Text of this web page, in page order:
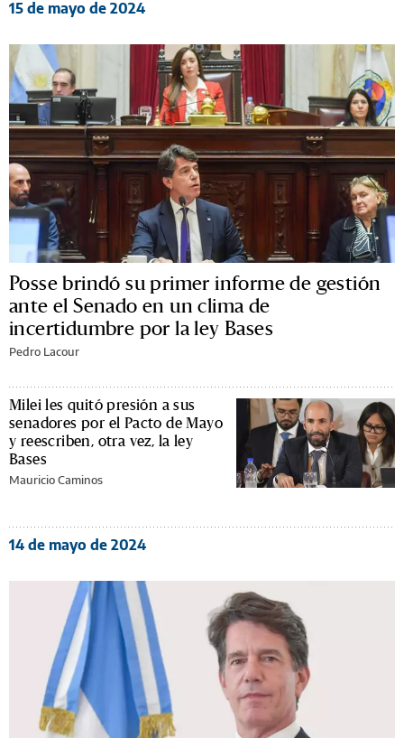
15 de mayo de 2024
Posse brindó su primer informe de gestión
ante el Senado en un clima de
incertidumbre por la ley Bases
Pedro Lacour
Milei les quitó presión a sus
senadores por el Pacto de Mayo
y reescriben, otra vez, la ley
Bases
Mauricio Caminos
14 de mayo de 2024